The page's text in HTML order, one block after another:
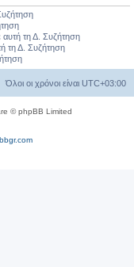
αυτή τη Δ. Συζήτηση
τη Δ. Συζήτηση
Όλοι οι χρόνοι είναι UTC+03:00
© phpBB Limited